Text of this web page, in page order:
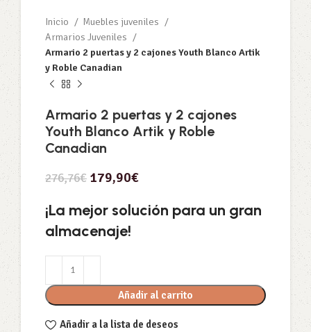
Inicio
Muebles juveniles
Armarios Juveniles
Armario 2 puertas y 2 cajones Youth Blanco Artik
y Roble Canadian
Armario 2 puertas y 2 cajones
Youth Blanco Artik y Roble
Canadian
276,76€ 179,90€
¡La mejor solución para un gran
almacenaje!
Añadir al carrito
Añadir a la lista de deseos